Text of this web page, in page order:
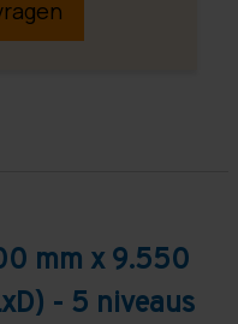
mm x 9.550
- 5 niveaus